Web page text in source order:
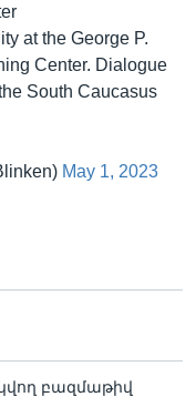
at the George P.
Center. Dialogue
South Caucasus
May 1, 2023
բազմաթիվ